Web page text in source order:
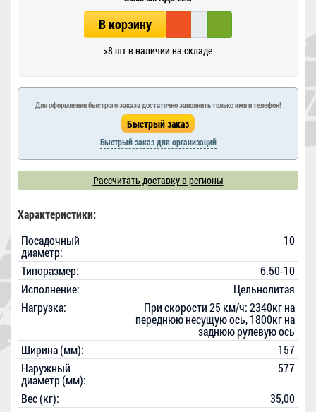
В корзину
>8 шт в наличии на складе
Для оформления быстрого заказа достаточно заполнить только имя и телефон!
Быстрый заказ для организаций
Рассчитать доставку в регионы
Характеристики:
Посадочный
диаметр:
10
Типоразмер:
6.50-10
Исполнение:
Цельнолитая
Нагрузка:
При скорости 25 км/ч: 2340кг на
переднюю несущую ось, 1800кг на
заднюю рулевую ось
Ширина (мм):
157
Наружный
диаметр (мм):
577
Вес (кг):
35,00